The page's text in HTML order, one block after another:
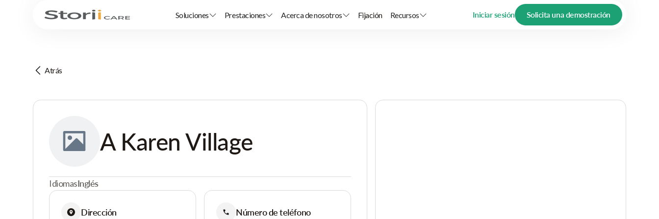
Soluciones Prestaciones Acerca de nosotros Fijación Recursos Iniciar sesión Solicita una demostración
Atrás
A Karen Village
IdiomasInglés
Dirección Número de teléfono